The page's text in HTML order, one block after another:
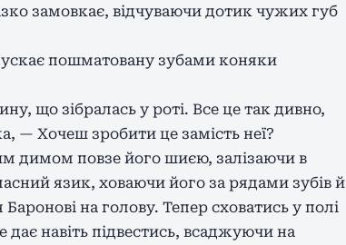
замовкає, відчуваючи дотик чужих губ
пошматовану зубами коняки
що зібралась у роті. Все це так дивно,
— Хочеш зробити це замість неї?
димом повзе його шиєю, залізаючи в
язик, ховаючи його за рядами зубів й
на голову. Тепер сховатись у полі
дає навіть підвестись, всаджуючи на